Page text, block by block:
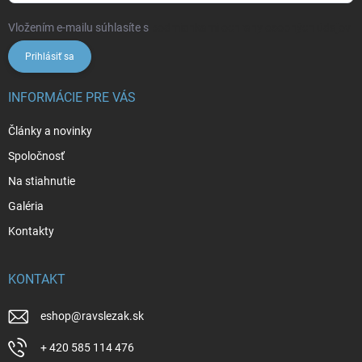
Vložením e-mailu súhlasíte s
Prihlásiť sa
INFORMÁCIE PRE VÁS
Články a novinky
Spoločnosť
Na stiahnutie
Galéria
Kontakty
KONTAKT
eshop@ravslezak.sk
+ 420 585 114 476